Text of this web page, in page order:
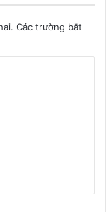
Các trường bắt